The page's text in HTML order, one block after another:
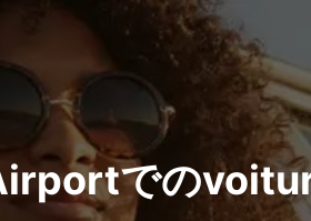
での